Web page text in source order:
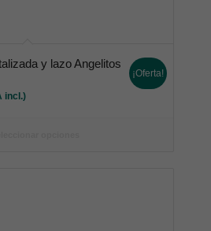
y lazo Angelitos
incl.)
¡Oferta!